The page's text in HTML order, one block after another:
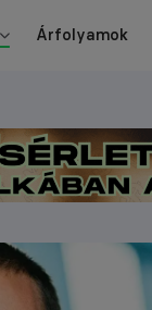
Árfolyamok